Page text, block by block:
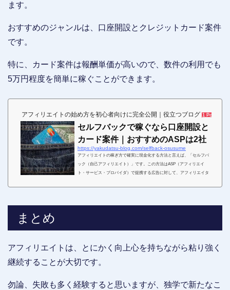
ます。
おすすめのジャンルは、口座開設とクレジットカード案件
です。
特に、カード案件は報酬単価が高いので、数件の利用でも
5万円程度を簡単に稼ぐことができます。
アフィリエイトの始め方を初心者向けに完全公開｜役立つブログ 1 Pocket
セルフバックで稼ぐなら口座開設と
カード案件｜おすすめのASPは2社
https://yakudatsu-blog.com/selfback-osusume
アフィリエイトの稼ぎ方で確実に現金化する方法と言えば、「セルフバ
ック（自己アフィリエイト）」です。この方法はASP（アフィリエイ
ト・サービス・プロバイダ）で提携する広告に対して、アフィリエイタ
まとめ
アフィリエイトは、とにかく向上心を持ちながら粘り強く
継続することが大切です。
勿論、失敗も多く経験すると思いますが、独学で新たなこ